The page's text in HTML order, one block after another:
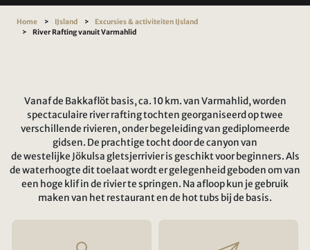
Home IJsland
Excursies & activiteiten IJsland
River Rafting vanuit Varmahlid
Vanaf de Bakkaflöt basis, ca. 10 km. van Varmahlid, worden
spectaculaire river rafting tochten georganiseerd op twee
verschillende rivieren, onder begeleiding van gediplomeerde
gidsen. De prachtige tocht door de canyon van
de westelijke Jökulsa gletsjerrivier is geschikt voor beginners. Als
de waterhoogte dit toelaat wordt er gelegenheid geboden om van
een hoge klif in de rivier te springen. Na afloop kun je gebruik
maken van het restaurant en de hot tubs bij de basis.